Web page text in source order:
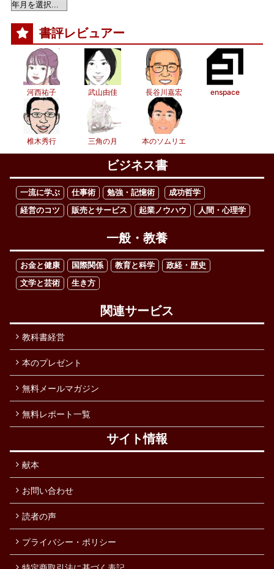
書評レビュアー
河西祐子 武山由佳 長谷川嘉宏 enspace
椎木秀行 三角の月 本のソムリエ
ビジネス書
一流に学ぶ 仕事術 勉強・記憶術
成功哲学
経営のコツ
販売とサービス 起業ノウハウ 人間・心理学
一般・教養
お金と健康 国際関係 教育と科学
政経・歴史
文学と芸術
生き方
関連サービス
教科書経営
本のプレゼント
無料メールマガジン
無料レポート一覧
サイト情報
献本
お問い合わせ
読者の声
プライバシー・ポリシー